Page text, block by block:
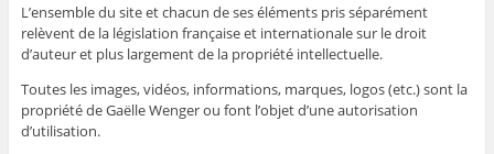
L’ensemble du site et chacun de ses éléments pris séparément
relèvent de la législation française et internationale sur le droit
d’auteur et plus largement de la propriété intellectuelle.
Toutes les images, vidéos, informations, marques, logos (etc.) sont la
propriété de Gaëlle Wenger ou font l’objet d’une autorisation
d’utilisation.